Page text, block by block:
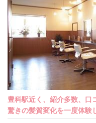
豊科駅近く、紹介多数、口
驚きの髪質変化を一度体験